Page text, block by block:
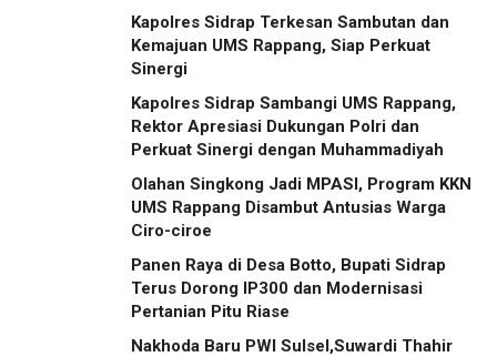
Kapolres Sidrap Terkesan Sambutan dan
Kemajuan UMS Rappang, Siap Perkuat
Sinergi
Kapolres Sidrap Sambangi UMS Rappang,
Rektor Apresiasi Dukungan Polri dan
Perkuat Sinergi dengan Muhammadiyah
Olahan Singkong Jadi MPASI, Program KKN
UMS Rappang Disambut Antusias Warga
Ciro-ciroe
Panen Raya di Desa Botto, Bupati Sidrap
Terus Dorong IP300 dan Modernisasi
Pertanian Pitu Riase
Nakhoda Baru PWI Sulsel,Suwardi Thahir